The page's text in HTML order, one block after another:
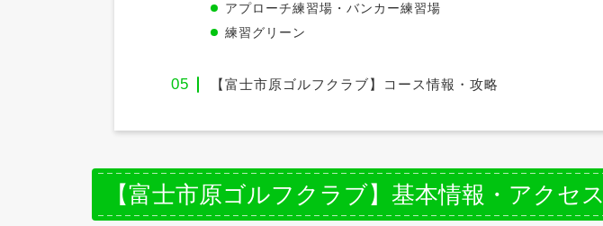
アプローチ練習場・バンカー練習場
練習グリーン
【富士市原ゴルフクラブ】コース情報・攻略
【富士市原ゴルフクラブ】基本情報・アクセス